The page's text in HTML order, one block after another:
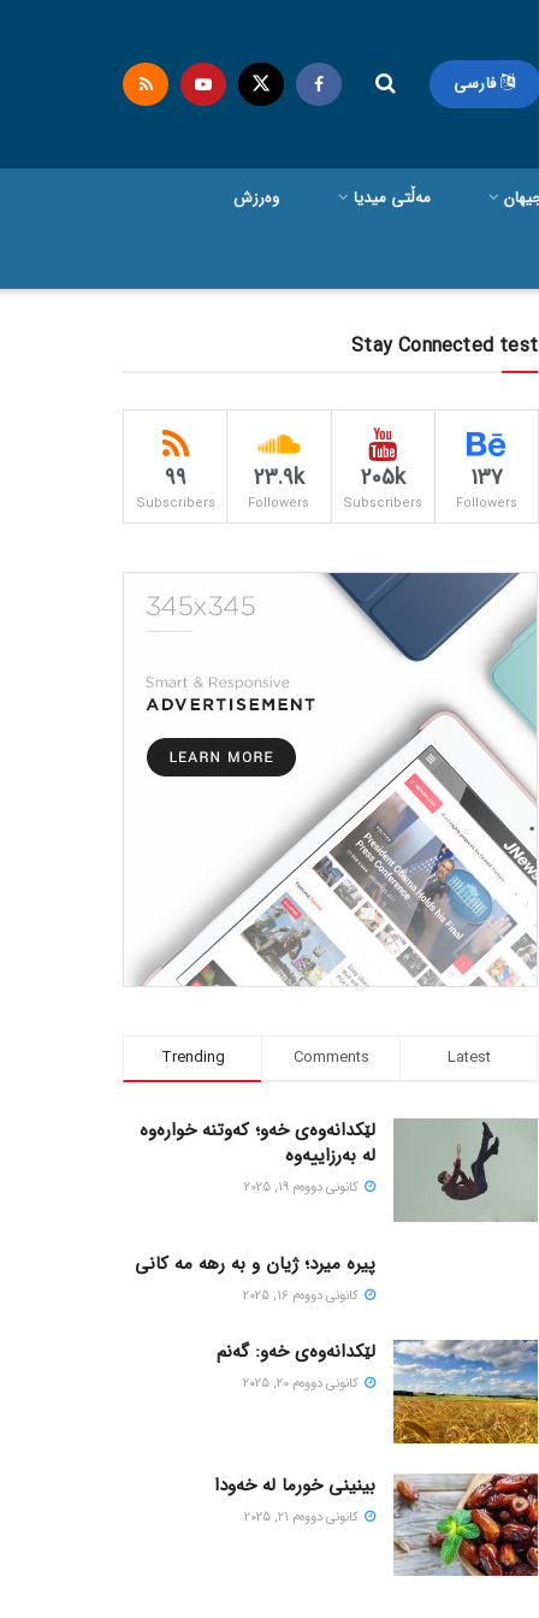
فارسی
مەڵتی میدیا وەرزش
Stay Connected test
137
Followers
205k
Subscribers
23.9k
Followers
99
Subscribers
Trending Comments Latest
لێکدانەوەی خەو؛ کەوتنە خوارەوە
لە بەرزاییەوە
كانونی دووه‌م 19, 2025
پیره میرد؛ ژیان و به رهه مه کانی
كانونی دووه‌م 16, 2025
لێکدانەوەی خەو: گەنم
كانونی دووه‌م 20, 2025
بینینی خورما لە خەودا
كانونی دووه‌م 21, 2025